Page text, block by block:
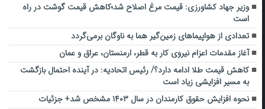
وزیر جهاد کشاورزی: قیمت مرغ اصلاح شد؛کاهش قیمت گوشت در راه
است
تعدادی از هواپیماهای زمین‌گیر هما به ناوگان برمی‌گردد
آغاز مقدمات اعزام نیروی کار به قطر، ارمنستان،‌ عراق و عمان
کاهش قیمت طلا ادامه دارد؟/ رئیس اتحادیه: در آینده احتمال بازگشت
به مسیر افزایشی زیاد است
نحوه افزایش حقوق کارمندان در سال ۱۴۰۳ مشخص شد+ جزئیات